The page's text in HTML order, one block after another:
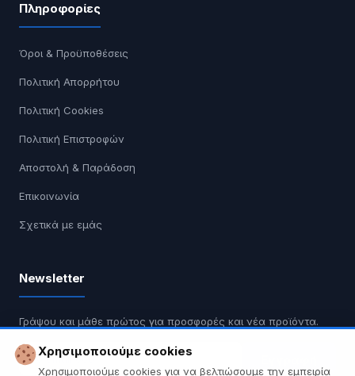
Πληροφορίες
Όροι & Προϋποθέσεις
Πολιτική Απορρήτου
Πολιτική Cookies
Πολιτική Επιστροφών
Αποστολή & Παράδοση
Επικοινωνία
Σχετικά με εμάς
Newsletter
Γράψου και μάθε πρώτος για προσφορές και νέα προϊόντα.
Χρησιμοποιούμε cookies
Χρησιμοποιούμε cookies για να βελτιώσουμε την εμπειρία